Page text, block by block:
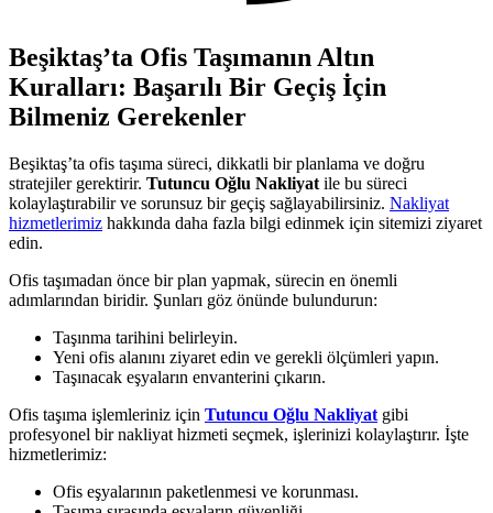
Beşiktaş’ta Ofis Taşımanın Altın
Kuralları: Başarılı Bir Geçiş İçin
Bilmeniz Gerekenler
Beşiktaş’ta ofis taşıma süreci, dikkatli bir planlama ve doğru
stratejiler gerektirir. Tutuncu Oğlu Nakliyat ile bu süreci
kolaylaştırabilir ve sorunsuz bir geçiş sağlayabilirsiniz. Nakliyat
hizmetlerimiz hakkında daha fazla bilgi edinmek için sitemizi ziyaret
edin.
Ofis taşımadan önce bir plan yapmak, sürecin en önemli
adımlarından biridir. Şunları göz önünde bulundurun:
Taşınma tarihini belirleyin.
Yeni ofis alanını ziyaret edin ve gerekli ölçümleri yapın.
Taşınacak eşyaların envanterini çıkarın.
Ofis taşıma işlemleriniz için Tutuncu Oğlu Nakliyat gibi
profesyonel bir nakliyat hizmeti seçmek, işlerinizi kolaylaştırır. İşte
hizmetlerimiz:
Ofis eşyalarının paketlenmesi ve korunması.